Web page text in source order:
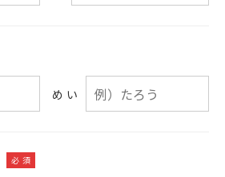
めい